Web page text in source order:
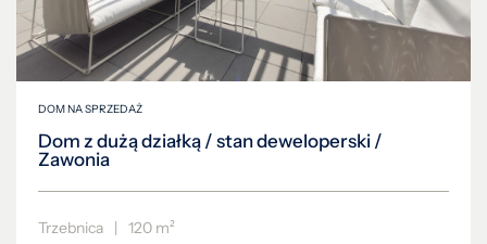
DOM NA SPRZEDAŻ
Dom z dużą działką / stan deweloperski /
Zawonia
Trzebnica | 120 m²